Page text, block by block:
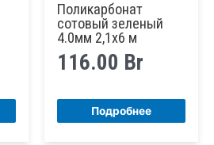
Поликарбонат
сотовый зеленый
4.0мм 2,1х6 м
116.00 Br
Подробнее